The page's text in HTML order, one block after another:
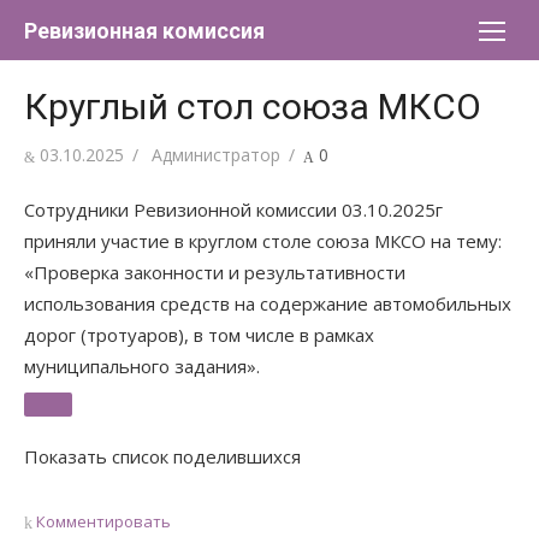
Ревизионная комиссия
Круглый стол союза МКСО
Опубликовано
03.10.2025 Автор
Администратор 0
Сотрудники Ревизионной комиссии 03.10.2025г
приняли участие в круглом столе союза МКСО на тему:
«Проверка законности и результативности
использования средств на содержание автомобильных
дорог (тротуаров), в том числе в рамках
муниципального задания».
Показать список поделившихся
Комментировать